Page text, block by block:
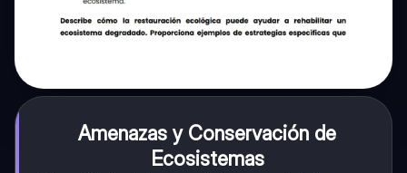
Amenazas y Conservación de
Ecosistemas